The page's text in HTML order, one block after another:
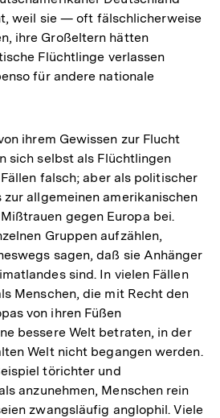
weil sie — oft fälschlicherweise
ihre Großeltern hätten
Flüchtlinge verlassen
für andere nationale
ihrem Gewissen zur Flucht
sich selbst als Flüchtlingen
falsch; aber als politischer
allgemeinen amerikanischen
gegen Europa bei.
Gruppen aufzählen,
sagen, daß sie Anhänger
sind. In vielen Fällen
Menschen, die mit Recht den
von ihren Füßen
bessere Welt betraten, in der
Welt nicht begangen werden.
törichter und
anzunehmen, Menschen rein
zwangsläufig anglophil. Viele